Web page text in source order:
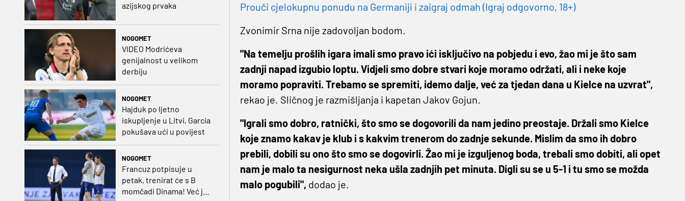
azijskog prvaka
NOGOMET
VIDEO Modrićeva
genijalnost u velikom
derbiju
NOGOMET
Hajduk po ljetno
iskupljenje u Litvi, Garcia
pokušava ući u povijest
NOGOMET
Francuz potpisuje u
petak, trenirat će s B
momčadi Dinama! Već je
Prouči cjelokupnu ponudu na Germaniji i zaigraj odmah (Igraj odgovorno, 18+)
Zvonimir Srna nije zadovoljan bodom.
"Na temelju prošlih igara imali smo pravo ići isključivo na pobjedu i evo, žao mi je što sam
zadnji napad izgubio loptu. Vidjeli smo dobre stvari koje moramo održati, ali i neke koje
moramo popraviti. Trebamo se spremiti, idemo dalje, već za tjedan dana u Kielce na uzvrat",
rekao je. Sličnog je razmišljanja i kapetan Jakov Gojun.
"Igrali smo dobro, ratnički, što smo se dogovorili da nam jedino preostaje. Držali smo Kielce
koje znamo kakav je klub i s kakvim trenerom do zadnje sekunde. Mislim da smo ih dobro
prebili, dobili su ono što smo se dogovirli. Žao mi je izguljenog boda, trebali smo dobiti, ali opet
nam je malo ta nesigurnost neka ušla zadnjih pet minuta. Digli su se u 5-1 i tu smo se možda
malo pogubili", dodao je.